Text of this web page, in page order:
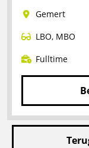
met
rijbewijs
Gemert
LBO, MBO
Fulltime
Lees
meer